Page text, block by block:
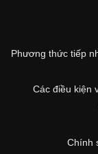
Phương thức tiếp
Các điều kiện
Chính